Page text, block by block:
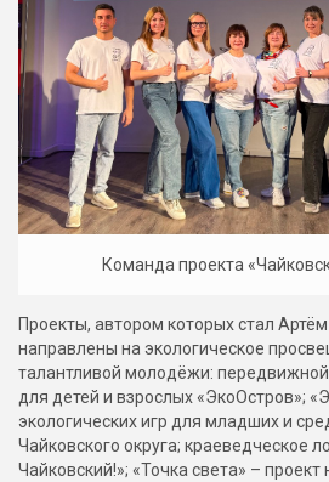
Команда проекта
Проекты, автором которых стал
направлены на экологическое
талантливой молодёжи:
для детей и взрослых «ЭкоОстров»;
экологических игр для младших и
Чайковского округа; краеведческое
Чайковский!»; «Точка света» –